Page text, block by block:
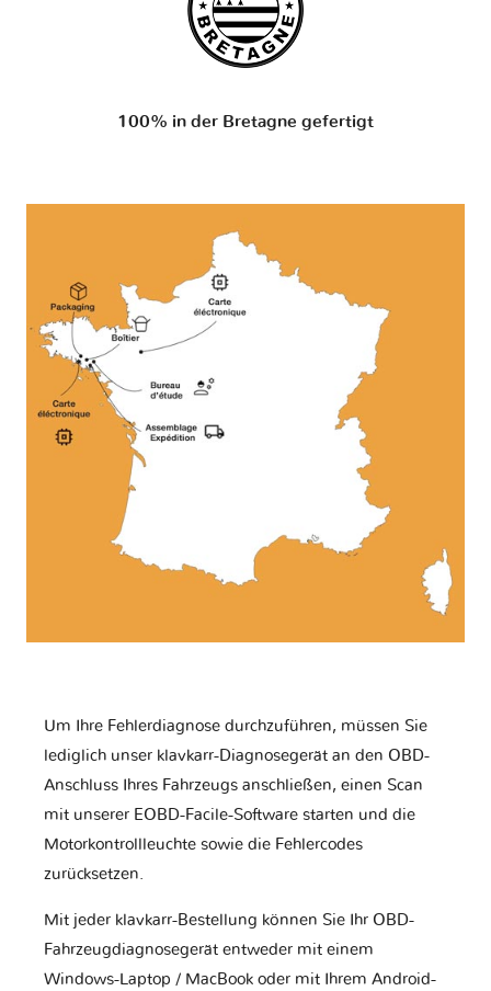
100% in der Bretagne gefertigt
Um Ihre Fehlerdiagnose durchzuführen, müssen Sie
lediglich unser klavkarr-Diagnosegerät an den OBD-
Anschluss Ihres Fahrzeugs anschließen, einen Scan
mit unserer EOBD-Facile-Software starten und die
Motorkontrollleuchte sowie die Fehlercodes
zurücksetzen.
Mit jeder klavkarr-Bestellung können Sie Ihr OBD-
Fahrzeugdiagnosegerät entweder mit einem
Windows-Laptop / MacBook oder mit Ihrem Android-